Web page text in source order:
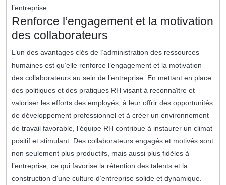
l’entreprise.
Renforce l’engagement et la motivation
des collaborateurs
L’un des avantages clés de l’administration des ressources
humaines est qu’elle renforce l’engagement et la motivation
des collaborateurs au sein de l’entreprise. En mettant en place
des politiques et des pratiques RH visant à reconnaître et
valoriser les efforts des employés, à leur offrir des opportunités
de développement professionnel et à créer un environnement
de travail favorable, l’équipe RH contribue à instaurer un climat
positif et stimulant. Des collaborateurs engagés et motivés sont
non seulement plus productifs, mais aussi plus fidèles à
l’entreprise, ce qui favorise la rétention des talents et la
construction d’une culture d’entreprise solide et dynamique.